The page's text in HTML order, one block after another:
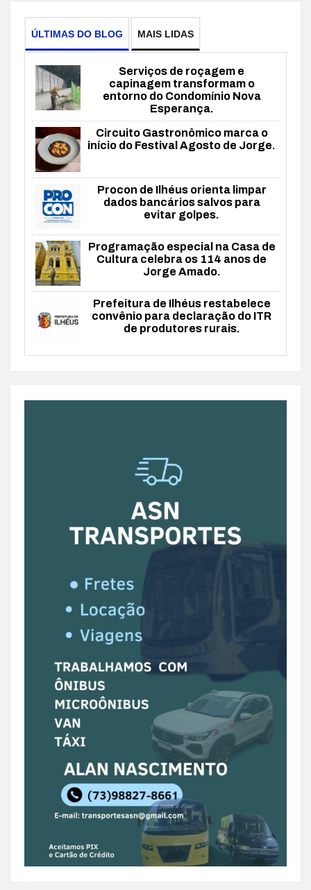
ÚLTIMAS DO BLOG MAIS LIDAS
Serviços de roçagem e
capinagem transformam o
entorno do Condomínio Nova
Esperança.
Circuito Gastronômico marca o
início do Festival Agosto de Jorge.
Procon de Ilhéus orienta limpar
dados bancários salvos para
evitar golpes.
Programação especial na Casa de
Cultura celebra os 114 anos de
Jorge Amado.
Prefeitura de Ilhéus restabelece
convênio para declaração do ITR
de produtores rurais.